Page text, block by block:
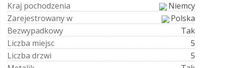
Kraj pochodzenia
Niemcy
Zarejestrowanyw
Polska
Bezwypadkowy
Tak
Liczba miejsc
5
Liczba drzwi
5